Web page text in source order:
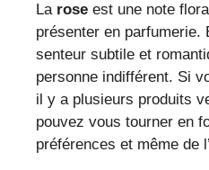
La rose est une note
présenter en parfumerie.
senteur subtile et
personne indifférent. Si
il y a plusieurs produits
pouvez vous tourner en
préférences et même de